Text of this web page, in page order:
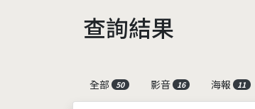
查詢結果
全部
50 影音 16 海報 11